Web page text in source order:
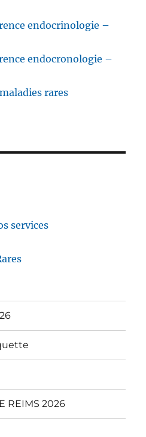
endocrinologie –
endocronologie –
rares
services
REIMS 2026